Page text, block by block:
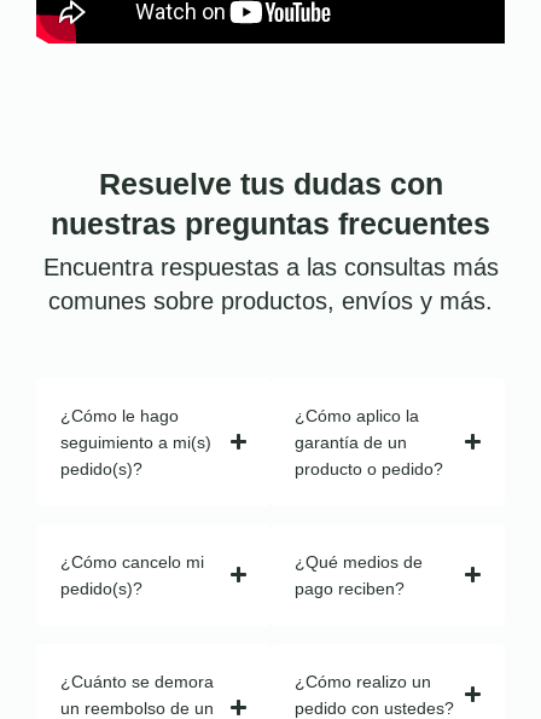
Resuelve tus dudas con
nuestras preguntas frecuentes
Encuentra respuestas a las consultas más
comunes sobre productos, envíos y más.
¿Cómo le hago
seguimiento a mi(s)
pedido(s)?
¿Cómo cancelo mi
pedido(s)?
¿Cuánto se demora
un reembolso de un
¿Cómo aplico la
garantía de un
producto o pedido?
¿Qué medios de
pago reciben?
¿Cómo realizo un
pedido con ustedes?